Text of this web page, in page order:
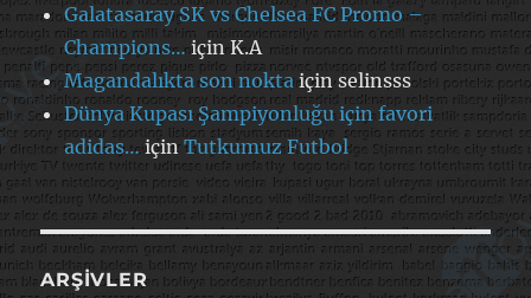
Galatasaray SK vs Chelsea FC Promo –
Champions…içinK.A
Magandalıkta son nokta içinselinsss
Dünya Kupası Şampiyonluğu için favori
adidas… içinTutkumuz Futbol
ARŞIVLER